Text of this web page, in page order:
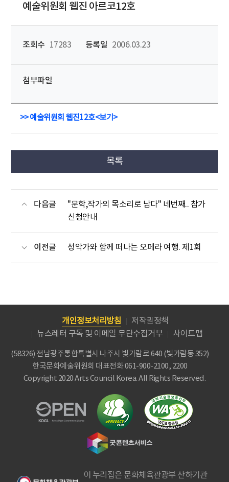
예술위원회 웹진 아르코12호
조회수 17283 등록일 2006.03.23
첨부파일
>>예술위원회 웹진12호<보기>
목록
다음글
"문학,작가의 목소리로 남다" 네번째.. 참가
신청안내
이전글 성악가와 함께 떠나는 오페라 여행. 제1회
개인정보처리방침
저작권정책
뉴스레터 구독 및 이메일 무단수집거부
사이트맵
(58326) 전남광주통합특별시 나주시 빛가람로 640 (빛가람동 352)
한국문화예술위원회 대표전화 061-900-2100, 2200
Copyright 2020 Arts Council Korea. All Rights Reserved.
이 누리집은 문화체육관광부 산하기관